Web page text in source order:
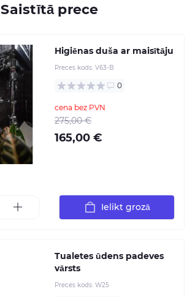
Saistītā prece
Higiēnas duša ar maisītāju
Preces kods: V63-B
0
cena bez PVN
275,00 €
165,00 €
Ielikt grozā
Tualetes ūdens padeves
vārsts
Preces kods: W25